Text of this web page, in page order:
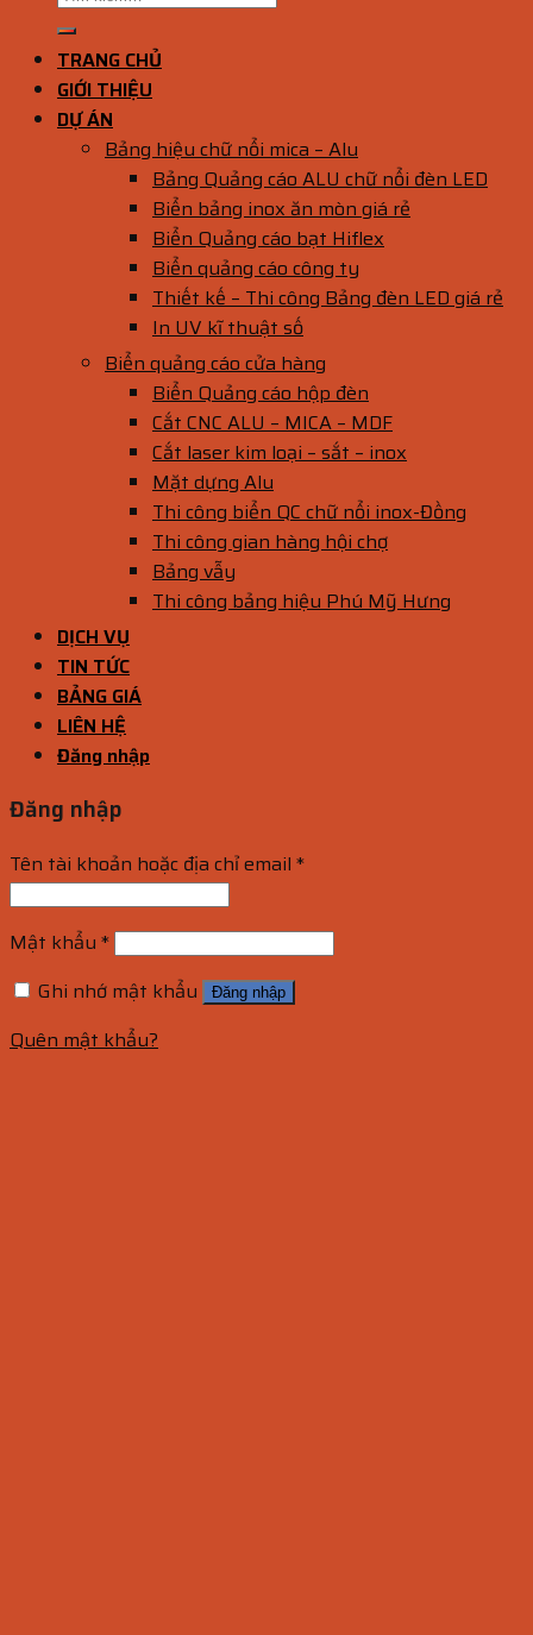
TRANG CHỦ
GIỚI THIỆU
DỰ ÁN
Bảng hiệu chữ nổi mica – Alu
Bảng Quảng cáo ALU chữ nổi đèn LED
Biển bảng inox ăn mòn giá rẻ
Biển Quảng cáo bạt Hiflex
Biển quảng cáo công ty
Thiết kế – Thi công Bảng đèn LED giá rẻ
In UV kĩ thuật số
Biển quảng cáo cửa hàng
Biển Quảng cáo hộp đèn
Cắt CNC ALU – MICA – MDF
Cắt laser kim loại – sắt – inox
Mặt dựng Alu
Thi công biển QC chữ nổi inox-Đồng
Thi công gian hàng hội chợ
Bảng vẫy
Thi công bảng hiệu Phú Mỹ Hưng
DỊCH VỤ
TIN TỨC
BẢNG GIÁ
LIÊN HỆ
Đăng nhập
Đăng nhập
Tên tài khoản hoặc địa chỉ email *
Mật khẩu *
Ghi nhớ mật khẩu
Đăng nhập
Quên mật khẩu?